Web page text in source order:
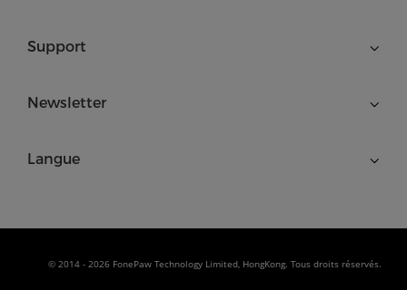
Support
Newsletter
Langue
© 2014 - 2026 FonePaw Technology Limited, HongKong. Tous droits réservés.